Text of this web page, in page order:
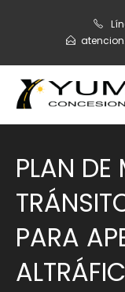
PLAN DE
PARA